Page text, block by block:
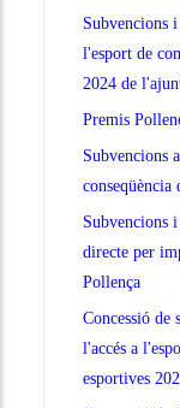
Subvencions
l'esport de
2024 de
Premis
Subvencions
conseqüència
Subvencions
directe per
Pollença
Concessió de
l'accés a
esportives